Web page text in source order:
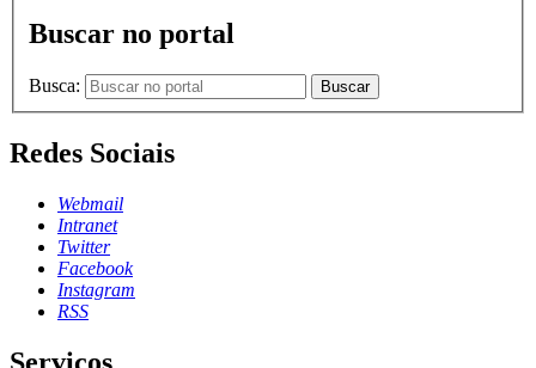
Buscar no portal
Busca: Buscar
Redes Sociais
Webmail
Intranet
Twitter
Facebook
Instagram
RSS
Serviços